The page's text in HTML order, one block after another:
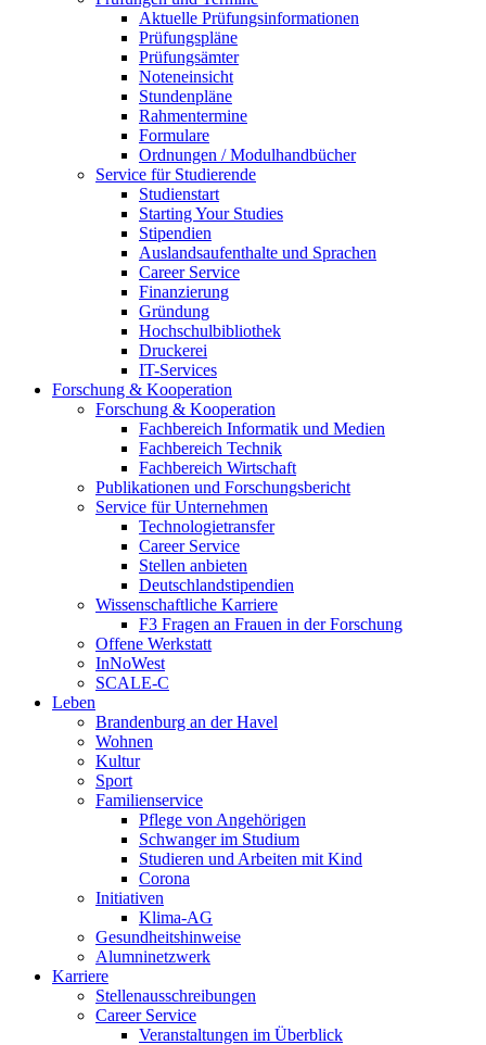
Aktuelle Prüfungsinformationen
Prüfungspläne
Prüfungsämter
Noteneinsicht
Stundenpläne
Rahmentermine
Formulare
Ordnungen / Modulhandbücher
Service für Studierende
Studienstart
Starting Your Studies
Stipendien
Auslandsaufenthalte und Sprachen
Career Service
Finanzierung
Gründung
Hochschulbibliothek
Druckerei
IT-Services
Forschung & Kooperation
Forschung & Kooperation
Fachbereich Informatik und Medien
Fachbereich Technik
Fachbereich Wirtschaft
Publikationen und Forschungsbericht
Service für Unternehmen
Technologietransfer
Career Service
Stellen anbieten
Deutschlandstipendien
Wissenschaftliche Karriere
F3 Fragen an Frauen in der Forschung
Offene Werkstatt
InNoWest
SCALE-C
Leben
Brandenburg an der Havel
Wohnen
Kultur
Sport
Familienservice
Pflege von Angehörigen
Schwanger im Studium
Studieren und Arbeiten mit Kind
Corona
Initiativen
Klima-AG
Gesundheitshinweise
Alumninetzwerk
Karriere
Stellenausschreibungen
Career Service
Veranstaltungen im Überblick